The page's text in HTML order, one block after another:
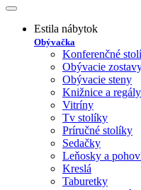
Estila nábytok
Obývačka
Konferenčné
Obývacie
Obývacie steny
Knižnice a regály
Vitríny
Tv stolíky
Príručné stolíky
Sedačky
Leňosky a
Kreslá
Taburetky